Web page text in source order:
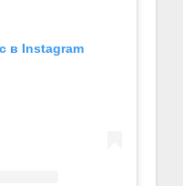
в Instagram